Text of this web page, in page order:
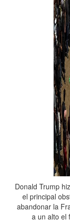
Donald Trump
el principal
abandonar la
a un alto el